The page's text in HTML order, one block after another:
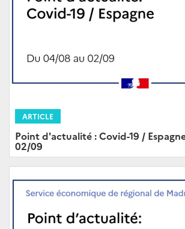
ARTICLE
Point d'actualité : Covid-19 /
02/09